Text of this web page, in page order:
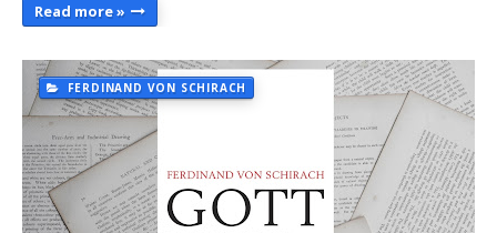
Read more »
FERDINAND VON SCHIRACH